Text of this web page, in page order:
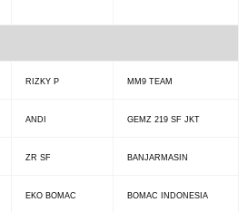
RIZKY P MM9 TEAM
ANDI GEMZ 219 SF JKT
ZR SF BANJARMASIN
EKO BOMAC BOMAC INDONESIA